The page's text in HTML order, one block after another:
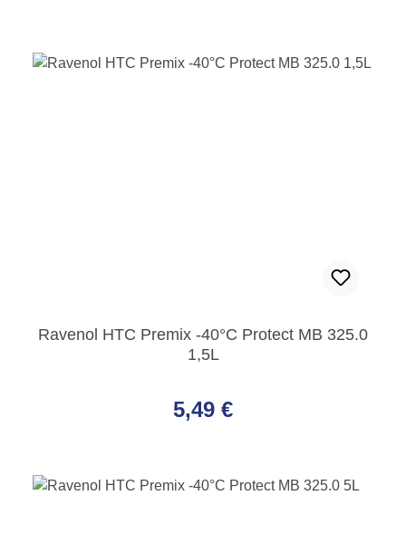
Ravenol HTC Premix -40°C Protect MB 325.0
1,5L
5,49 €